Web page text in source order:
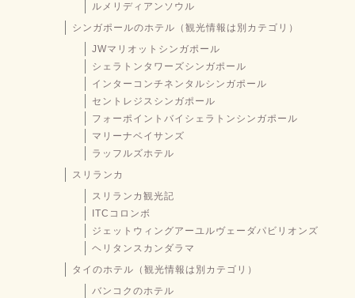
ルメリディアンソウル
シンガポールのホテル（観光情報は別カテゴリ）
JWマリオットシンガポール
シェラトンタワーズシンガポール
インターコンチネンタルシンガポール
セントレジスシンガポール
フォーポイントバイシェラトンシンガポール
マリーナベイサンズ
ラッフルズホテル
スリランカ
スリランカ観光記
ITCコロンボ
ジェットウィングアーユルヴェーダパビリオンズ
ヘリタンスカンダラマ
タイのホテル（観光情報は別カテゴリ）
バンコクのホテル